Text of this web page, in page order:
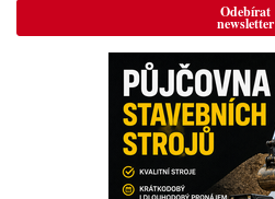
Odebírat
newsletter